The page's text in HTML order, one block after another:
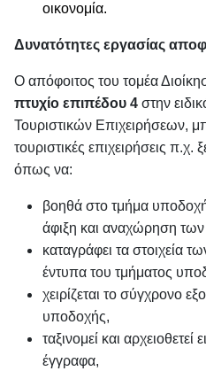
οικονομία.
Δυνατότητες εργασίας
Ο απόφοιτος του τομέα
πτυχίο επιπέδου 4 στην
Τουριστικών Επιχειρήσεων,
τουριστικές επιχειρήσεις π.χ.
όπως να:
βοηθά στο τμήμα
άφιξη και αναχώρηση
καταγράφει τα στοιχεία
έντυπα του τμήματος
χειρίζεται το σύγχρονο
υποδοχής,
ταξινομεί και
έγγραφα,